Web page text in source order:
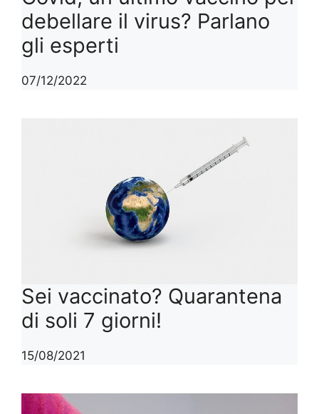
debellare il virus? Parlano
gli esperti
07/12/2022
Sei vaccinato? Quarantena
di soli 7 giorni!
15/08/2021